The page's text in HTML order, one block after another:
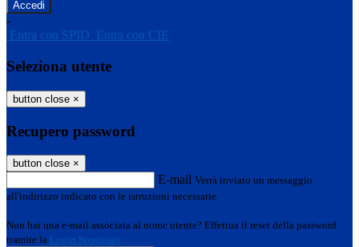
-
Entra con SPID Entra con CIE
Seleziona utente
button close ×
Recupero password
button close ×
E-mail Verrà inviato un messaggio
all'indirizzo indicato con le istruzioni necessarie.
Non hai una e-mail associata al nome utente? Effettua il reset della password
tramite la Login Spaggiari